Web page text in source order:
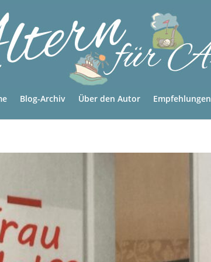
Blog-Archiv Über den Autor Empfehlungen